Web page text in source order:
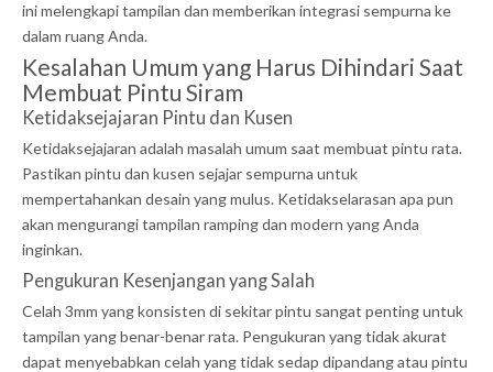
ini melengkapi tampilan dan memberikan integrasi sempurna ke
dalam ruang Anda.
Kesalahan Umum yang Harus Dihindari Saat
Membuat Pintu Siram
Ketidaksejajaran Pintu dan Kusen
Ketidaksejajaran adalah masalah umum saat membuat pintu rata.
Pastikan pintu dan kusen sejajar sempurna untuk
mempertahankan desain yang mulus. Ketidakselarasan apa pun
akan mengurangi tampilan ramping dan modern yang Anda
inginkan.
Pengukuran Kesenjangan yang Salah
Celah 3mm yang konsisten di sekitar pintu sangat penting untuk
tampilan yang benar-benar rata. Pengukuran yang tidak akurat
dapat menyebabkan celah yang tidak sedap dipandang atau pintu